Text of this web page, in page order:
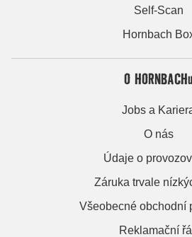
Self-Scan
Hornbach
O HORNBACHu
Jobs a
O nás
Údaje o
Záruka trvale
Všeobecné obchodní
Reklamační